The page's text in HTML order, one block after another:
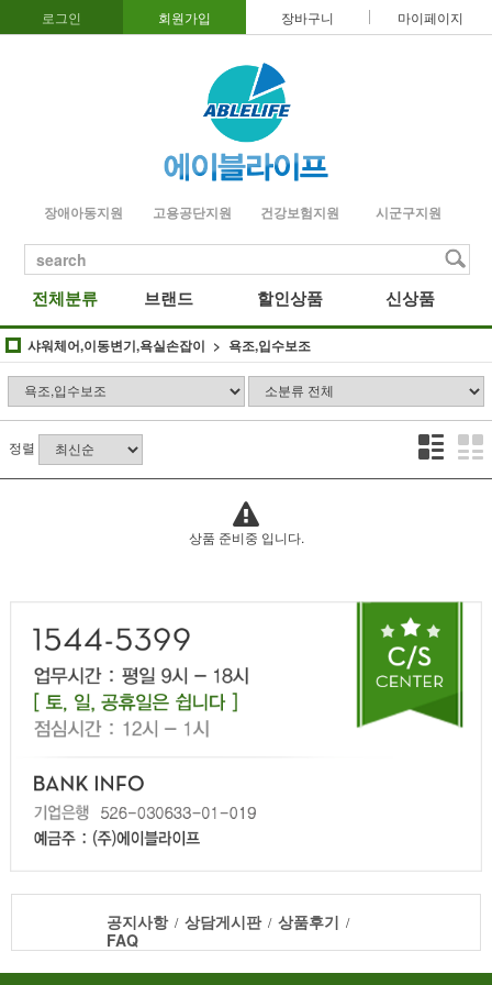
로그인 회원가입 장바구니 마이페이지
장애아동지원 고용공단지원 건강보험지원 시군구지원
search
전체분류 브랜드 할인상품 신상품
샤워체어,이동변기,욕실손잡이 욕조,입수보조
정렬
상품 준비중 입니다.
공지사항/ 상담게시판/ 상품후기 /
FAQ